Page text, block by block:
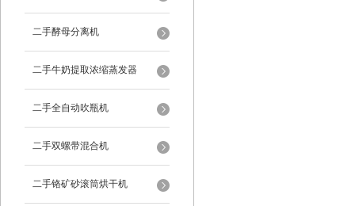
二手酵母分离机
二手牛奶提取浓缩蒸发器
二手全自动吹瓶机
二手双螺带混合机
二手铬矿砂滚筒烘干机